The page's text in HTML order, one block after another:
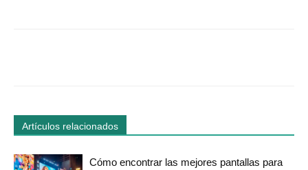
Artículos relacionados
Cómo encontrar las mejores pantallas para